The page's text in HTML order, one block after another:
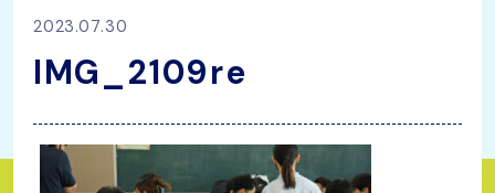
2023.07.30
IMG_2109re